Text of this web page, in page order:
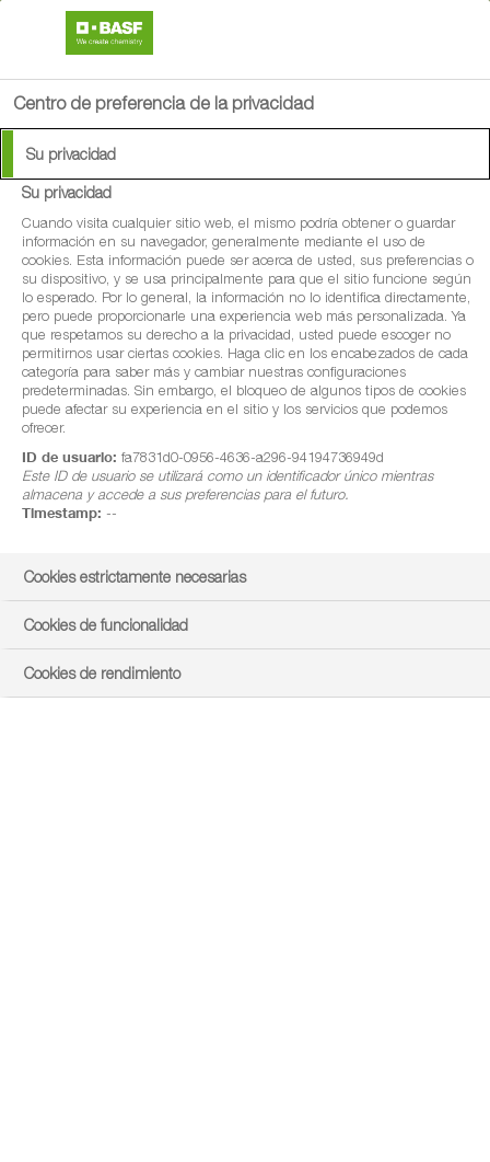
Centro de preferencia de la privacidad
Su privacidad
Su privacidad
Cuando visita cualquier sitio web, el mismo podría obtener o guardar
información en su navegador, generalmente mediante el uso de
cookies. Esta información puede ser acerca de usted, sus preferencias o
su dispositivo, y se usa principalmente para que el sitio funcione según
lo esperado. Por lo general, la información no lo identifica directamente,
pero puede proporcionarle una experiencia web más personalizada. Ya
que respetamos su derecho a la privacidad, usted puede escoger no
permitirnos usar ciertas cookies. Haga clic en los encabezados de cada
categoría para saber más y cambiar nuestras configuraciones
predeterminadas. Sin embargo, el bloqueo de algunos tipos de cookies
puede afectar su experiencia en el sitio y los servicios que podemos
ofrecer.
ID de usuario: fa7831d0-0956-4636-a296-94194736949d
Este ID de usuario se utilizará como un identificador único mientras
almacena y accede a sus preferencias para el futuro.
Timestamp: --
Cookies estrictamente necesarias
Cookies de funcionalidad
Cookies de rendimiento